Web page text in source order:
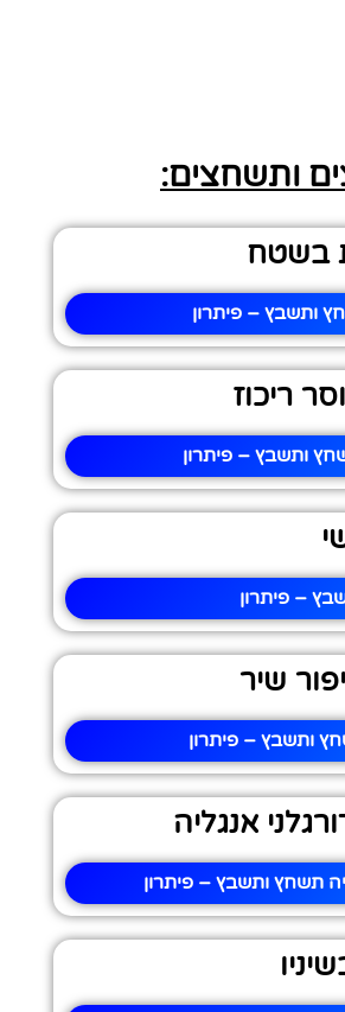
ותשחצים:
בשטח
ותשבץ – פיתרון
ריכוז
ותשבץ – פיתרון
– פיתרון
שיר
ותשבץ – פיתרון
אנגליה
תשחץ ותשבץ – פיתרון